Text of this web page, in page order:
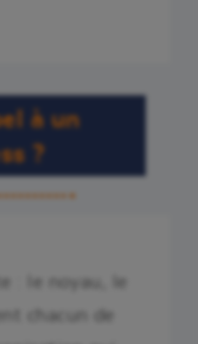
à un
?
: le noyau, le
chacun de